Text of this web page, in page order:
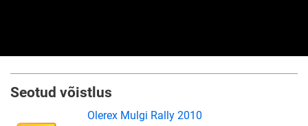
Seotud võistlus
Olerex Mulgi Rally 2010